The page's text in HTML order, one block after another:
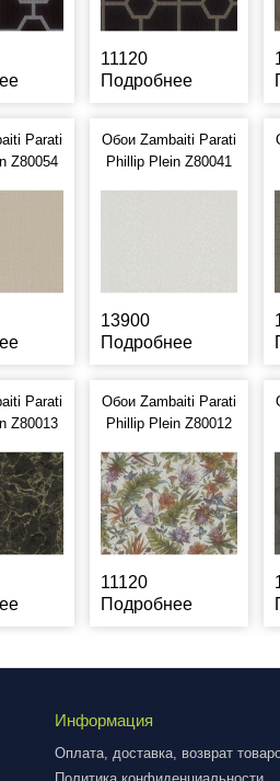
11120
Подробнее
Parati
Z80054
Обои Zambaiti Parati
Phillip Plein Z80041
13900
Подробнее
Parati
Z80013
Обои Zambaiti Parati
Phillip Plein Z80012
11120
Подробнее
Информация
Оплата, доставка, возврат